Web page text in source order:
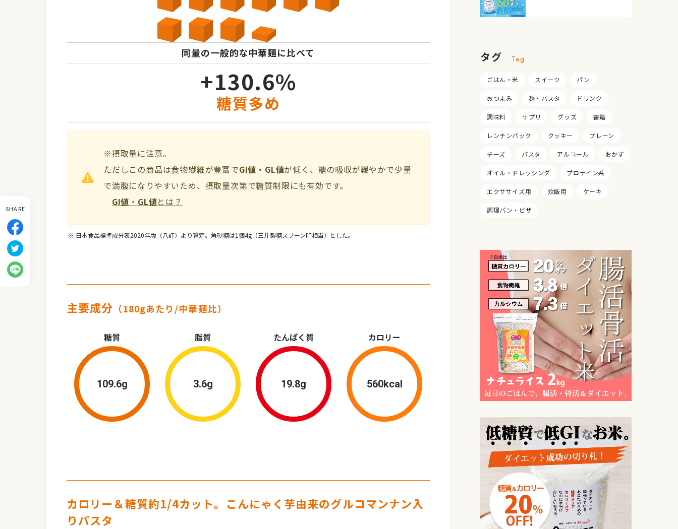
SHARE
同量の一般的な中華麺に比べて
+130.6%
糖質多め
※摂取量に注意。
ただしこの商品は食物繊維が豊富でGI値・GL値が低く、糖の吸収が緩やかで少量
で満腹になりやすいため、摂取量次第で糖質制限にも有効です。
GI値 ・ GL値とは？
日本食品標準成分表2020年版（八訂）より算定。角砂糖は1個4g（三井製糖スプーン印相当）とした。
主要成分 （180gあたり/中華麺比）
109.6g
糖質
3.6g
脂質
19.8g
たんぱく質
560kcal
カロリー
カロリー＆糖質約1/4カット。こんにゃく芋由来のグルコマンナン入
りパスタ
タグ Tag
ごはん・米 スイーツ パン
おつまみ 麺・パスタ ドリンク
調味料 サプリ グッズ 書籍
レンチンパック クッキー プレーン
チーズ パスタ アルコール おかず
オイル・ドレッシング プロテイン系
エクササイズ用 炊飯用 ケーキ
調理パン・ピザ